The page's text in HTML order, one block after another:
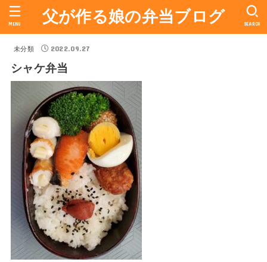
父が作る娘の弁当ブログ SEARCH
MENU
未分類 2022.09.27
シャケ弁当